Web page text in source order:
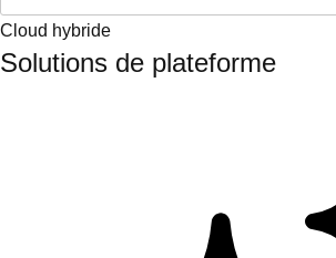
Cloud hybride
Solutions de plateforme